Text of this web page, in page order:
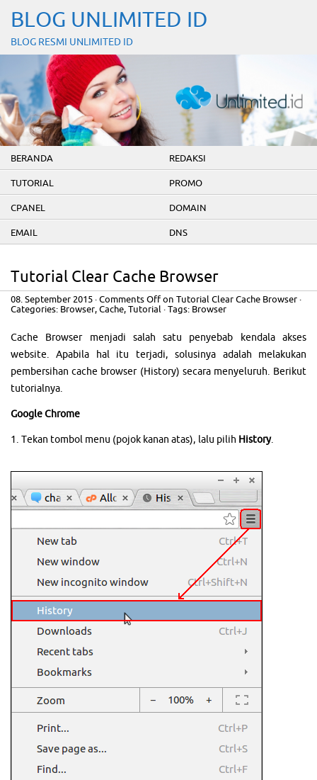
BLOG UNLIMITED ID
BLOG RESMI UNLIMITED ID
BERANDA REDAKSI
TUTORIAL PROMO
CPANEL DOMAIN
EMAIL DNS
Tutorial Clear Cache Browser
08. September 2015 · Comments Off on Tutorial Clear Cache Browser ·
Categories: Browser, Cache, Tutorial · Tags: Browser
Cache Browser menjadi salah satu penyebab kendala akses
website. Apabila hal itu terjadi, solusinya adalah melakukan
pembersihan cache browser (History) secara menyeluruh. Berikut
tutorialnya.
Google Chrome
1. Tekan tombol menu (pojok kanan atas), lalu pilih History.